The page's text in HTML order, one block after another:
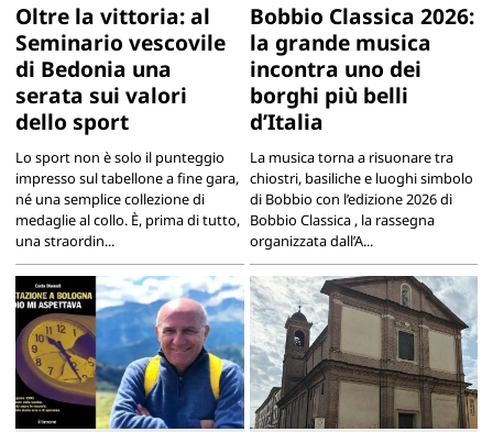
Oltre la vittoria: al
Seminario vescovile
di Bedonia una
serata sui valori
dello sport
Lo sport non è solo il punteggio
impresso sul tabellone a fine gara,
né una semplice collezione di
medaglie al collo. È, prima di tutto,
una straordin...
Bobbio Classica 2026:
la grande musica
incontra uno dei
borghi più belli
d’Italia
La musica torna a risuonare tra
chiostri, basiliche e luoghi simbolo
di Bobbio con l’edizione 2026 di
Bobbio Classica , la rassegna
organizzata dall’A...